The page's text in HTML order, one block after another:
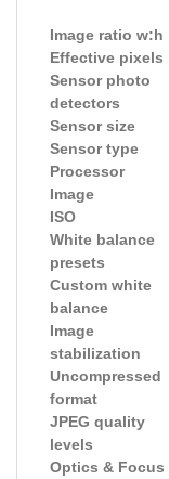
Image ratio w:h
Effective pixels
Sensor photo
detectors
Sensor size
Sensor type
Processor
Image
ISO
White balance
presets
Custom white
balance
Image
stabilization
Uncompressed
format
JPEG quality
levels
Optics & Focus